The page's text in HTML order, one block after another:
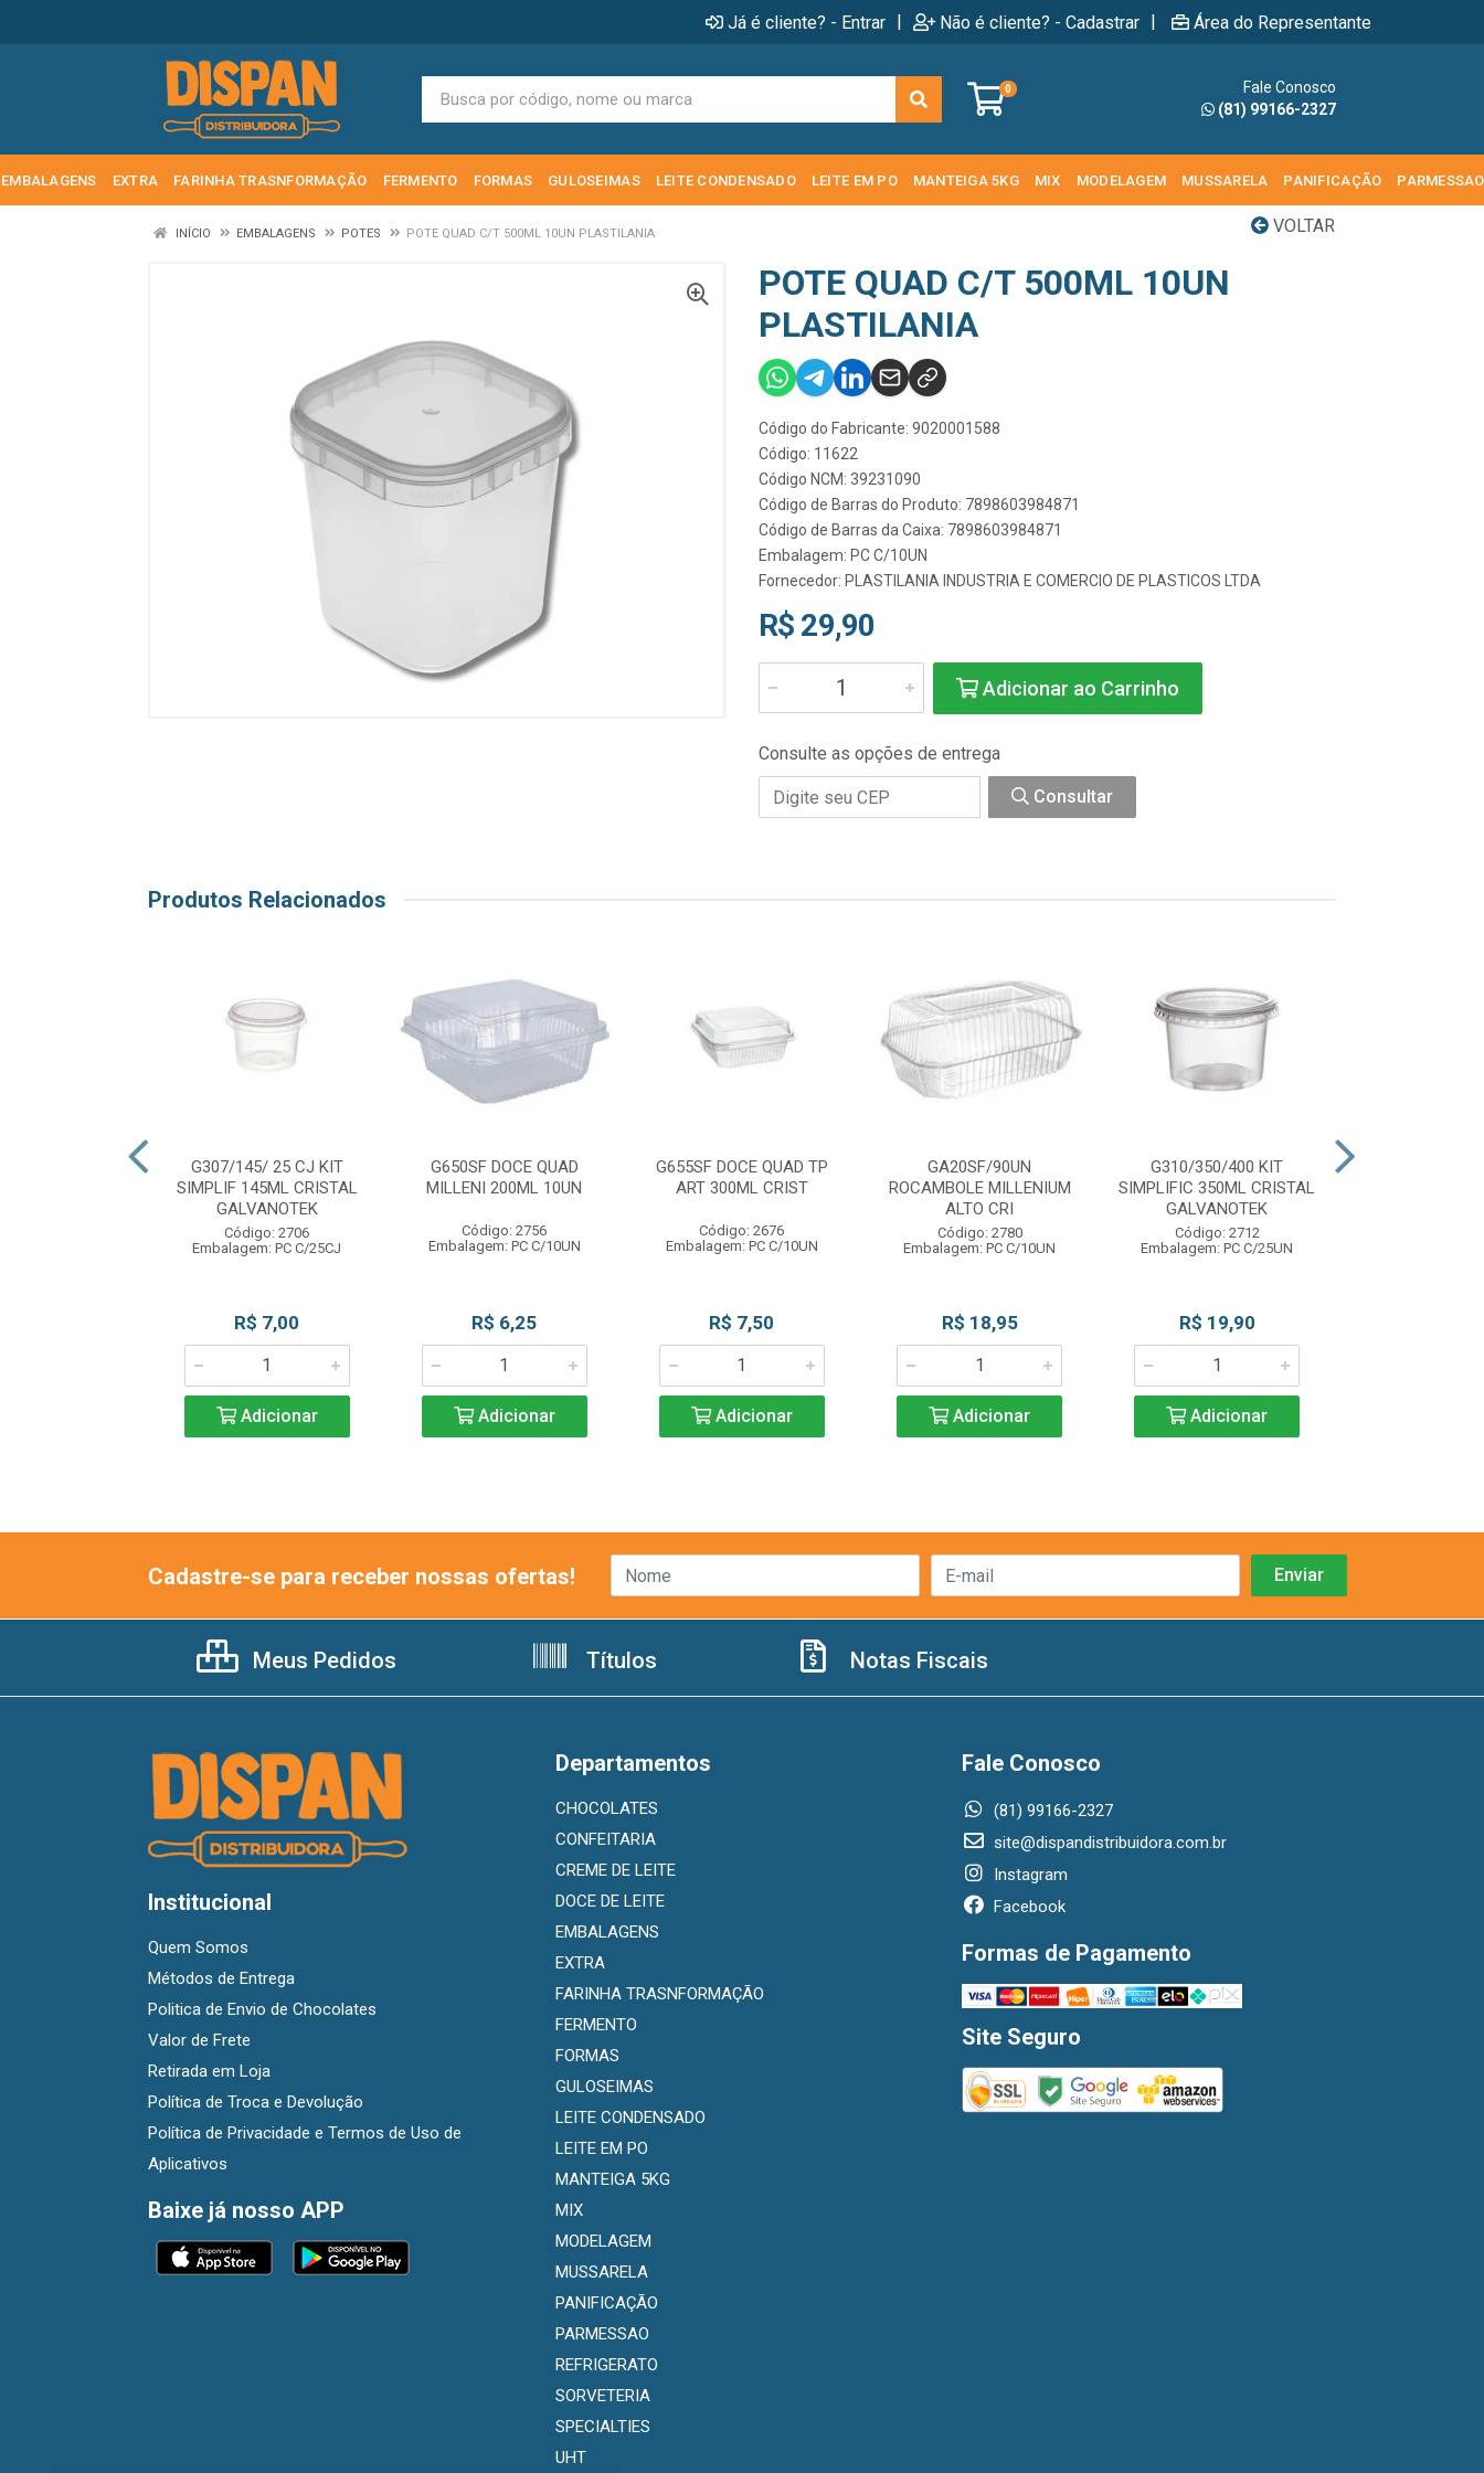
Já é cliente? - Entrar | Não é cliente? - Cadastrar | Área do Representante
0
Fale Conosco
(81) 99166-2327
EMBALAGENS EXTRA FARINHA TRASNFORMAÇÃO FERMENTO FORMAS GULOSEIMAS LEITE CONDENSADO LEITE EM PO MANTEIGA 5KG MIX MODELAGEM MUSSARELA PANIFICAÇÃO PARMESSAO
VOLTAR
INÍCIO EMBALAGENS POTES POTE QUAD C/T 500ML 10UN PLASTILANIA
POTE QUAD C/T 500ML 10UN
PLASTILANIA
Código do Fabricante: 9020001588
Código: 11622
Código NCM: 39231090
Código de Barras do Produto: 7898603984871
Código de Barras da Caixa: 7898603984871
Embalagem: PC C/10UN
Fornecedor: PLASTILANIA INDUSTRIA E COMERCIO DE PLASTICOS LTDA
R$ 29,90
Adicionar ao Carrinho
Consulte as opções de entrega
Consultar
Produtos Relacionados
G307/145/ 25 CJ KIT
SIMPLIF 145ML CRISTAL
GALVANOTEK
Código: 2706
Embalagem: PC C/25CJ
R$ 7,00
Adicionar
G650SF DOCE QUAD
MILLENI 200ML 10UN
Código: 2756
Embalagem: PC C/10UN
R$ 6,25
Adicionar
G655SF DOCE QUAD TP
ART 300ML CRIST
Código: 2676
Embalagem: PC C/10UN
R$ 7,50
Adicionar
GA20SF/90UN
ROCAMBOLE MILLENIUM
ALTO CRI
Código: 2780
Embalagem: PC C/10UN
R$ 18,95
Adicionar
G310/350/400 KIT
SIMPLIFIC 350ML CRISTAL
GALVANOTEK
Código: 2712
Embalagem: PC C/25UN
R$ 19,90
Adicionar
Cadastre-se para receber nossas ofertas!
Meus Pedidos Títulos Notas Fiscais
Institucional
Quem Somos
Métodos de Entrega
Politica de Envio de Chocolates
Valor de Frete
Retirada em Loja
Política de Troca e Devolução
Política de Privacidade e Termos de Uso de
Aplicativos
Baixe já nosso APP
Departamentos
CHOCOLATES
CONFEITARIA
CREME DE LEITE
DOCE DE LEITE
EMBALAGENS
EXTRA
FARINHA TRASNFORMAÇÃO
FERMENTO
FORMAS
GULOSEIMAS
LEITE CONDENSADO
LEITE EM PO
MANTEIGA 5KG
MIX
MODELAGEM
MUSSARELA
PANIFICAÇÃO
PARMESSAO
REFRIGERATO
SORVETERIA
SPECIALTIES
UHT
Fale Conosco
(81) 99166-2327
site@dispandistribuidora.com.br
Instagram
Facebook
Formas de Pagamento
Site Seguro